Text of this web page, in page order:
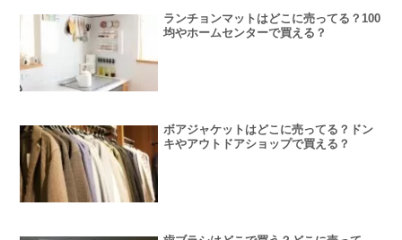
ランチョンマットはどこに売ってる？100
均やホームセンターで買える？
ボアジャケットはどこに売ってる？ドン
キやアウトドアショップで買える？